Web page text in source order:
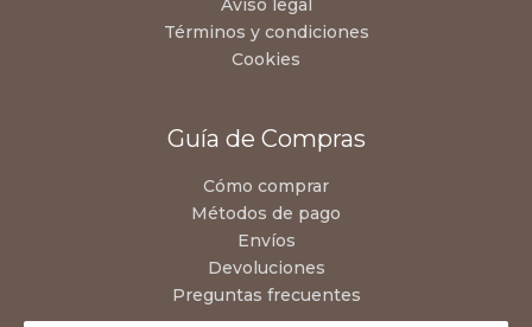
Aviso legal
Términos y condiciones
Cookies
Guía de Compras
Cómo comprar
Métodos de pago
Envíos
Devoluciones
Preguntas frecuentes